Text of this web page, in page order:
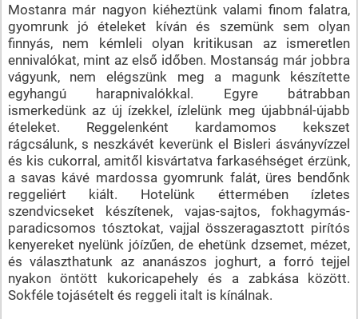
Mostanra már nagyon kiéheztünk valami finom falatra,
gyomrunk jó ételeket kíván és szemünk sem olyan
finnyás, nem kémleli olyan kritikusan az ismeretlen
ennivalókat, mint az első időben. Mostanság már jobbra
vágyunk, nem elégszünk meg a magunk készítette
egyhangú harapnivalókkal. Egyre bátrabban
ismerkedünk az új ízekkel, ízlelünk meg újabbnál-újabb
ételeket. Reggelenként kardamomos kekszet
rágcsálunk, s neszkávét keverünk el Bisleri ásványvízzel
és kis cukorral, amitől kisvártatva farkaséhséget érzünk,
a savas kávé mardossa gyomrunk falát, üres bendőnk
reggeliért kiált. Hotelünk éttermében ízletes
szendvicseket készítenek, vajas-sajtos, fokhagymás-
paradicsomos tósztokat, vajjal összeragasztott pirítós
kenyereket nyelünk jóízűen, de ehetünk dzsemet, mézet,
és választhatunk az ananászos joghurt, a forró tejjel
nyakon öntött kukoricapehely és a zabkása között.
Sokféle tojásételt és reggeli italt is kínálnak.